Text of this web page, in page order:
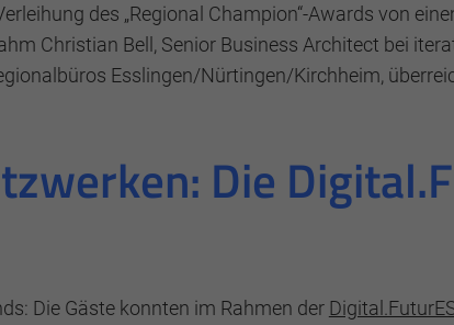
des „Regional Champion“-Awards von
Christian Bell, Senior Business Architect bei
Esslingen/Nürtingen/Kirchheim,
Die
Die Gäste konnten im Rahmen der